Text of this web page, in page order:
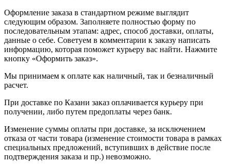
Оформление заказа в стандартном режиме выглядит
следующим образом. Заполняете полностью форму по
последовательным этапам: адрес, способ доставки, оплаты,
данные о себе. Советуем в комментарии к заказу написать
информацию, которая поможет курьеру вас найти. Нажмите
кнопку «Оформить заказ».
Мы принимаем к оплате как наличный, так и безналичный
расчет.
При доставке по Казани заказ оплачивается курьеру при
получении, либо путем предоплаты через банк.
Изменение суммы оплаты при доставке, за исключением
отказа от части товара (изменение стоимости товара в рамках
специальных предложений, вступивших в действие после
подтверждения заказа и пр.) невозможно.